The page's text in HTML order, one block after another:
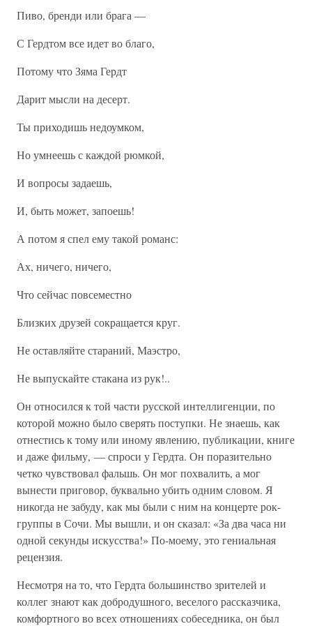
Пиво, бренди или брага —
С Гердтом все идет во благо,
Потому что Зяма Гердт
Дарит мысли на десерт.
Ты приходишь недоумком,
Но умнеешь с каждой рюмкой,
И вопросы задаешь,
И, быть может, запоешь!
А потом я спел ему такой романс:
Ах, ничего, ничего,
Что сейчас повсеместно
Близких друзей сокращается круг.
Не оставляйте стараний, Маэстро,
Не выпускайте стакана из рук!..
Он относился к той части русской интеллигенции, по
которой можно было сверять поступки. Не знаешь, как
отнестись к тому или иному явлению, публикации, книге
и даже фильму, — спроси у Гердта. Он поразительно
четко чувствовал фальшь. Он мог похвалить, а мог
вынести приговор, буквально убить одним словом. Я
никогда не забуду, как мы были с ним на концерте рок-
группы в Сочи. Мы вышли, и он сказал: «За два часа ни
одной секунды искусства!» По-моему, это гениальная
рецензия.
Несмотря на то, что Гердта большинство зрителей и
коллег знают как добродушного, веселого рассказчика,
комфортного во всех отношениях собеседника, он был